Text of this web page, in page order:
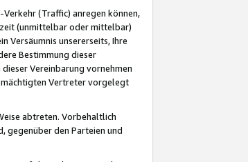
(Traffic) anregen können,
(unmittelbar oder mittelbar)
Versäumnis unsererseits, Ihre
Bestimmung dieser
Vereinbarung vornehmen
Vertreter vorgelegt
abtreten. Vorbehaltlich
gegenüber den Parteien und